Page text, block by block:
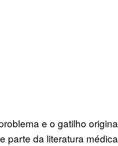
e o gatilho
parte da literatura